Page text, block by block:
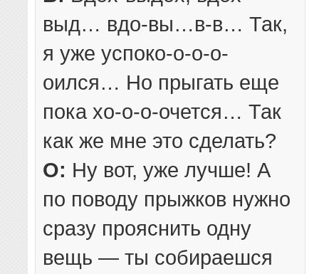
выд… вдо-вы…в-в… Так,
я уже успоко-о-о-о-
оился… Но прыгать еще
пока хо-о-о-очется… Так
как же мне это сделать?
О: Ну вот, уже лучше! А
по поводу прыжков нужно
сразу прояснить одну
вещь — ты собираешся